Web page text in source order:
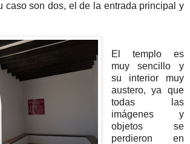
caso son dos, el de la entrada principal y
El templo es
muy sencillo y
su interior muy
austero, ya que
todas las
imágenes y
objetos se
perdieron en